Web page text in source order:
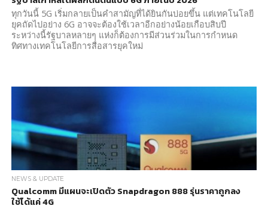
ทุกวันนี้ 5G เริ่มกลายเป็นคำสามัญที่ได้ยินกันบ่อยขึ้น แต่เทคโนโลยี
ยุคถัดไปอย่าง 6G อาจจะต้องใช้เวลาอีกอย่างน้อยเกือบสิบปี
ระหว่างนี้รัฐบาลหลายๆ แห่งก็ต้องการมีส่วนร่วมในการกำหนด
ทิศทางเทคโนโลยีการสื่อสารยุคใหม่
NEWS & UPDATE
Qualcomm มีแผนจะเปิดตัว Snapdragon 888 รุ่นราคาถูกลง
ใช้ได้แค่ 4G